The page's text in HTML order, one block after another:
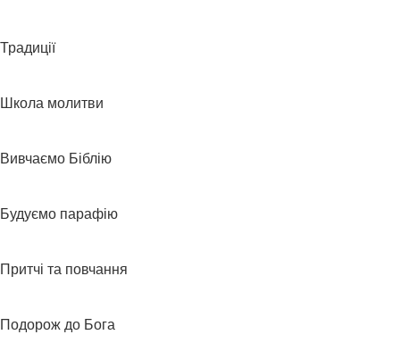
Традиції
Школа молитви
Вивчаємо Біблію
Будуємо парафію
Притчі та повчання
Подорож до Бога